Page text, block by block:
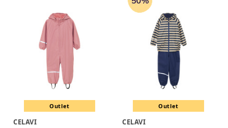
Outlet
CELAVI
Outlet
CELAVI